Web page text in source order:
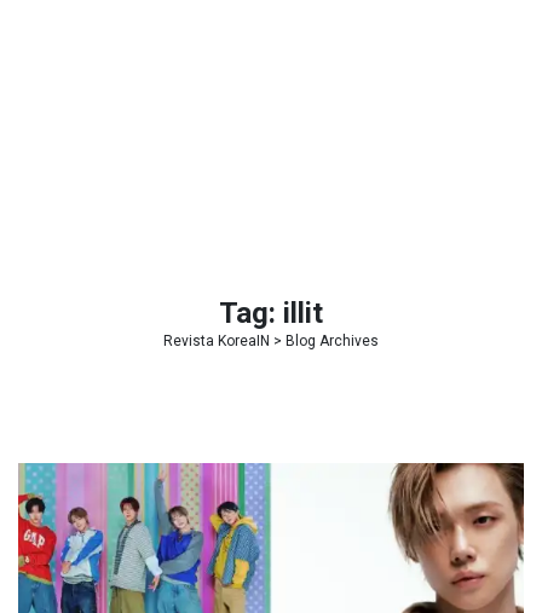
Tag: illit
Revista KoreaIN > Blog Archives